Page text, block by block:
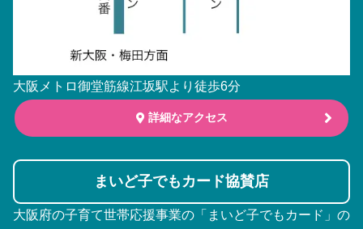
大阪メトロ御堂筋線江坂駅より徒歩6分
詳細なアクセス
まいど子でもカード協賛店
大阪府の子育て世帯応援事業の「まいど子でもカード」の